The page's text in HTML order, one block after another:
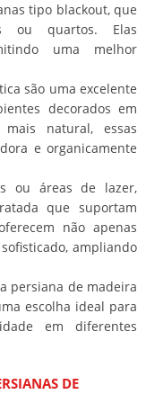
tipo blackout, que
ou quartos. Elas
uma melhor
são uma excelente
decorados em
natural, essas
e organicamente
ou áreas de lazer,
que suportam
não apenas
ampliando
persiana de madeira
escolha ideal para
em diferentes
DE